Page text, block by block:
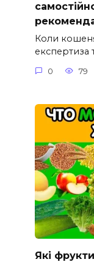
Коли
експертиза
0 79
Які